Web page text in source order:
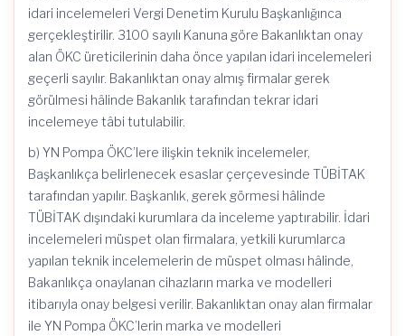
idari incelemeleri Vergi Denetim Kurulu Başkanlığınca
gerçekleştirilir. 3100 sayılı Kanuna göre Bakanlıktan onay
alan ÖKC üreticilerinin daha önce yapılan idari incelemeleri
geçerli sayılır. Bakanlıktan onay almış firmalar gerek
görülmesi hâlinde Bakanlık tarafından tekrar idari
incelemeye tâbi tutulabilir.
b) YN Pompa ÖKC’lere ilişkin teknik incelemeler,
Başkanlıkça belirlenecek esaslar çerçevesinde TÜBİTAK
tarafından yapılır. Başkanlık, gerek görmesi hâlinde
TÜBİTAK dışındaki kurumlara da inceleme yaptırabilir. İdari
incelemeleri müspet olan firmalara, yetkili kurumlarca
yapılan teknik incelemelerin de müspet olması hâlinde,
Bakanlıkça onaylanan cihazların marka ve modelleri
itibarıyla onay belgesi verilir. Bakanlıktan onay alan firmalar
ile YN Pompa ÖKC’lerin marka ve modelleri